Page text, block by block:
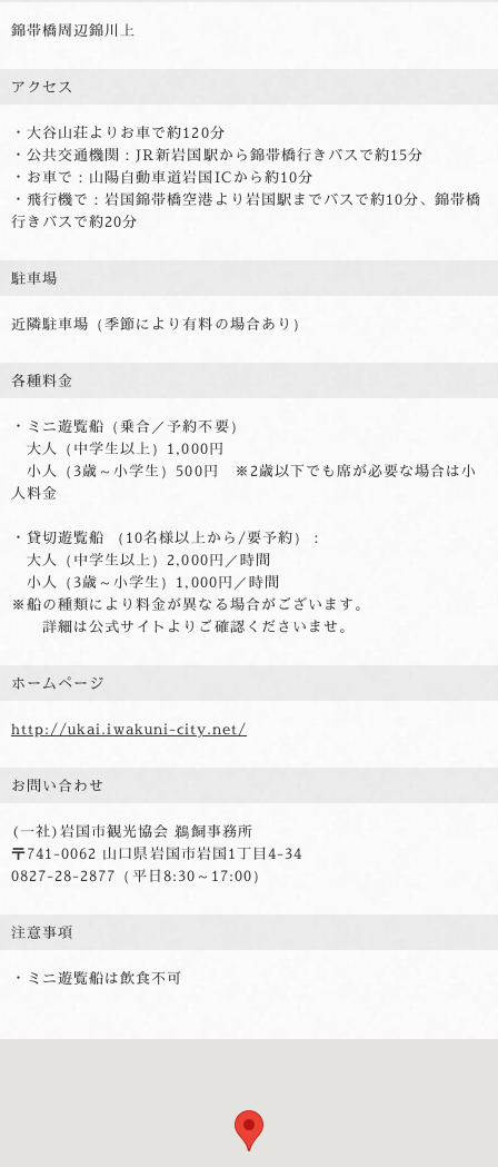
錦帯橋周辺錦川上
アクセス
・大谷山荘よりお車で約120分
・公共交通機関：JR新岩国駅から錦帯橋行きバスで約15分
・お車で：山陽自動車道岩国ICから約10分
・飛行機で：岩国錦帯橋空港より岩国駅までバスで約10分、錦帯橋
行きバスで約20分
駐車場
近隣駐車場（季節により有料の場合あり）
各種料金
・ミニ遊覧船（乗合／予約不要）
大人（中学生以上）1,000円
小人（3歳～小学生）500円 ※2歳以下でも席が必要な場合は小
人料金
・貸切遊覧船 （10名様以上から/要予約）：
大人（中学生以上）2,000円／時間
小人（3歳～小学生）1,000円／時間
※船の種類により料金が異なる場合がございます。
詳細は公式サイトよりご確認くださいませ。
ホームページ
http://ukai.iwakuni-city.net/
お問い合わせ
(一社)岩国市観光協会 鵜飼事務所
〒741-0062 山口県岩国市岩国1丁目4-34
0827-28-2877（平日8:30～17:00）
注意事項
・ミニ遊覧船は飲食不可